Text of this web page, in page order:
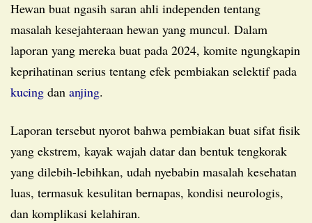
Hewan buat ngasih saran ahli independen tentang
masalah kesejahteraan hewan yang muncul. Dalam
laporan yang mereka buat pada 2024, komite ngungkapin
keprihatinan serius tentang efek pembiakan selektif pada
kucingdan anjing.
Laporan tersebut nyorot bahwa pembiakan buat sifat fisik
yang ekstrem, kayak wajah datar dan bentuk tengkorak
yang dilebih-lebihkan, udah nyebabin masalah kesehatan
luas, termasuk kesulitan bernapas, kondisi neurologis,
dan komplikasi kelahiran.